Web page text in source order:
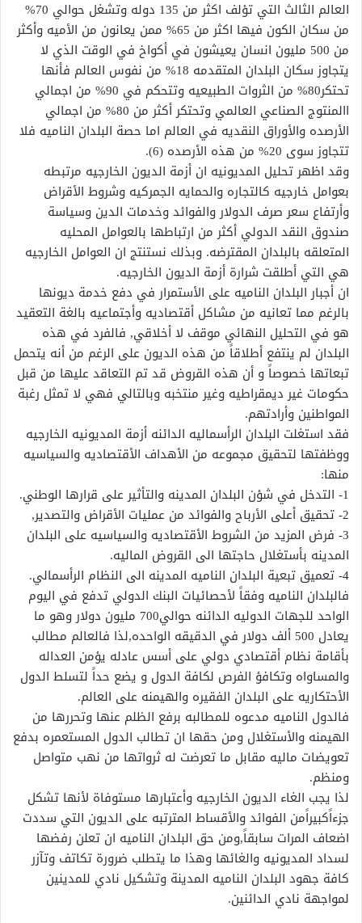
العالم الثالث التي تؤلف اكثر من 135 دوله وتشغل حوالي 70%
من سكان الكون فيها اكثر من 65% ممن يعانون من الأميه وأكثر
من 500 مليون انسان يعيشون في أكواخ في الوقت الذي لا
يتجاوز سكان البلدان المتقدمه 18% من نفوس العالم فأنها
تحتكر80% من الثروات الطبيعيه وتتحكم في 90% من اجمالي
االمنتوج الصناعي العالمي وتحتكر أكثر من 80% من اجمالي
الأرصده والأوراق النقديه في العالم اما حصة البلدان الناميه فلا
تتجاوز سوى 20% من هذه الأرصده (6).
وقد اظهر تحليل المديونيه ان أزمة الديون الخارجيه مرتبطه
بعوامل خارجيه كالتجاره والحمايه الجمركيه وشروط الأقراض
وأرتفاع سعر صرف الدولار والفوائد وخدمات الدين وسياسة
صندوق النقد الدولي أكثر من ارتباطها بالعوامل المحليه
المتعلقه بالبلدان المقترضه. وبذلك نستنتج ان العوامل الخارجيه
هي التي أطلقت شرارة أزمة الديون الخارجيه.
ان أجبار البلدان الناميه على الأستمرار في دفع خدمة ديونها
بالرغم مما تعانيه من مشاكل أقتصاديه وأجتماعيه بالغة التعقيد
هو في التحليل النهائي موقف لا أخلاقي, فالفرد في هذه
البلدان لم ينتفع أطلاقاً من هذه الديون على الرغم من أنه يتحمل
تبعاتها خصوصاً و أن هذه القروض قد تم التعاقد عليها من قبل
حكومات غير ديمقراطيه وغير منتخبه وبالتالي فهي لا تمثل رغبة
المواطنين وأرادتهم.
فقد استغلت البلدان الرأسماليه الدائنه أزمة المديونيه الخارجيه
ووظفتها لتحقيق مجموعه من الأهداف الأقتصاديه والسياسيه
منها:
1- التدخل في شؤن البلدان المدينه والتأثير على قرارها الوطني.
2- تحقيق أعلى الأرباح والفوائد من عمليات الأقراض والتصدير,
3- فرض المزيد من الشروط الأقتصاديه والسياسيه على البلدان
المدينه بأستغلال حاجتها الى القروض الماليه.
4- تعميق تبعية البلدان الناميه المدينه الى النظام الرأسمالي.
فالبلدان الناميه وفقاً لأحصائيات البنك الدولي تدفع في اليوم
الواحد للجهات الدوليه الدائنه حوالي700 مليون دولار وهو ما
يعادل 500 ألف دولار في الدقيقه الواحده,لذا فالعالم مطالب
بأقامة نظام أقتصادي دولي على أسس عادله يؤمن العداله
والمساواه وتكافؤ الفرص لكافة الدول و يضع حداً لتسلط الدول
الأحتكاريه على البلدان الفقيره والهيمنه على العالم.
فالدول الناميه مدعوه للمطالبه برفع الظلم عنها وتحررها من
الهيمنه والأستغلال ومن حقها ان تطالب الدول المستعمره بدفع
تعويضات ماليه مقابل ما تعرضت له ثرواتها من نهب متواصل
ومنظم.
لذا يجب الغاء الديون الخارجيه وأعتبارها مستوفاة لأنها تشكل
جزءاًكبيراًمن الفوائد والأقساط المترتبه على الديون التي سددت
اضعاف المرات سابقاً,ومن حق البلدان الناميه ان تعلن رفضها
لسداد المديونيه والغائها وهذا ما يتطلب ضرورة تكاتف وتآزر
كافة جهود البلدان الناميه المدينة وتشكيل نادي للمدينين
لمواجهة نادي الدائنين.